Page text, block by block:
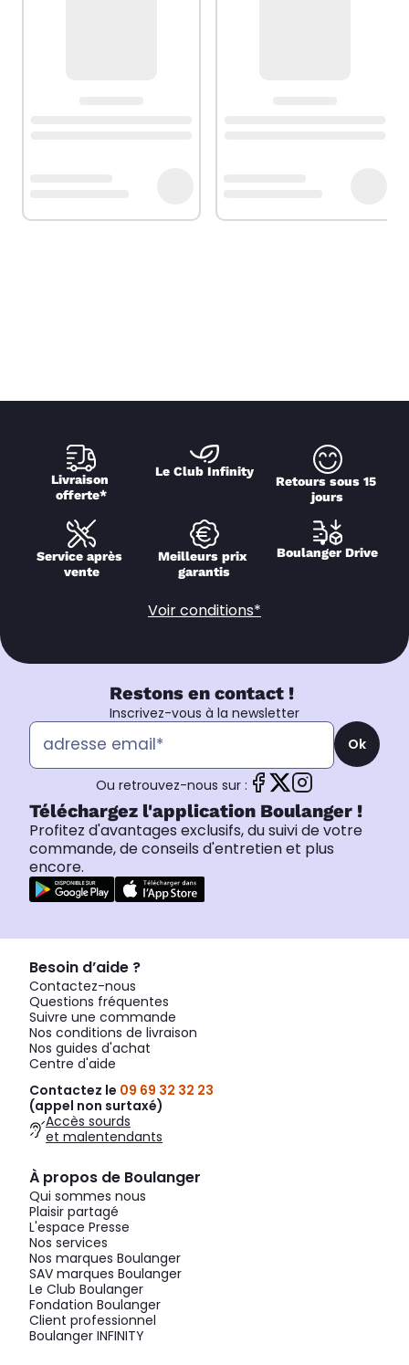
Livraison
offerte*
Le Club Infinity
Retours sous 15
jours
Service après
vente
Meilleurs prix
garantis
Boulanger Drive
Voir conditions*
Restons en contact !
Inscrivez-vous à la newsletter
Ok
Ou retrouvez-nous sur :
Téléchargez l'application Boulanger !
Profitez d'avantages exclusifs, du suivi de votre
commande, de conseils d'entretien et plus
encore.
Besoin d’aide ?
Contactez-nous
Questions fréquentes
Suivre une commande
Nos conditions de livraison
Nos guides d'achat
Centre d'aide
Contactez le 09 69 32 32 23
(appel non surtaxé)
Accès sourds
et malentendants
À propos de Boulanger
Qui sommes nous
Plaisir partagé
L'espace Presse
Nos services
Nos marques Boulanger
SAV marques Boulanger
Le Club Boulanger
Fondation Boulanger
Client professionnel
Boulanger INFINITY